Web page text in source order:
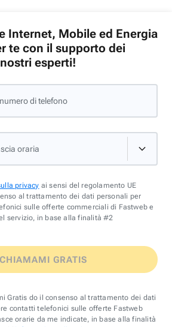
Internet, Mobile ed Energia
te con il supporto dei
nostri esperti!
di telefono
oraria
privacy ai sensi del regolamento UE
al trattamento dei dati personali per
sulle offerte commerciali di Fastweb e
servizio, in base alla finalità #2
GRATIS
Gratis do il consenso al trattamento dei dati
contatti telefonici sulle offerte Fastweb
orarie da me indicate, in base alla finalità